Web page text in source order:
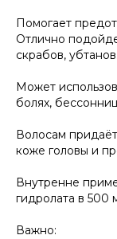
Помогает
Отлично
скрабов, убтанов.
Может
болях,
Волосам
коже головы и
Внутренне
гидролата в 500
Важно: